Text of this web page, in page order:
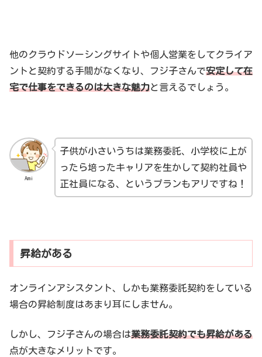
他のクラウドソーシングサイトや個人営業をしてクライア
ントと契約する手間がなくなり、フジ子さんで安定して在
宅で仕事をできるのは大きな魅力と言えるでしょう。
Ami
子供が小さいうちは業務委託、小学校に上が
ったら培ったキャリアを生かして契約社員や
正社員になる、というプランもアリですね！
昇給がある
オンラインアシスタント、しかも業務委託契約をしている
場合の昇給制度はあまり耳にしません。
しかし、フジ子さんの場合は業務委託契約でも昇給がある
点が大きなメリットです。